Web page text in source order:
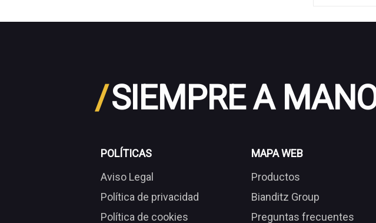
/SIEMPRE A
POLÍTICAS
Aviso Legal
Política de privacidad
Política de cookies
MAPA WEB
Productos
Bianditz Group
Preguntas frecuentes